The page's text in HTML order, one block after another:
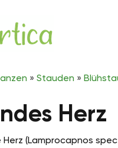
» Stauden »
Herz
(Lamprocapnos